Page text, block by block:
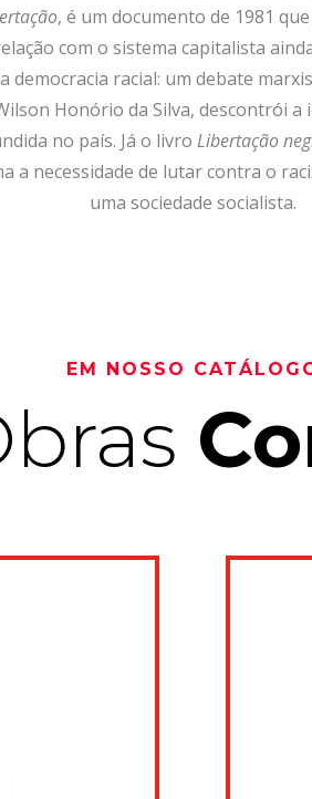
, é um documento de 1981
com o sistema capitalista
democracia racial: um debate
Honório da Silva, descontrói a
no país. Já o livro Libertação
a necessidade de lutar contra o
uma sociedade socialista.
EM NOSSO CATÁ